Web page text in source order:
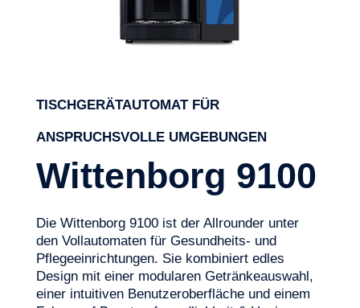
TISCHGERÄTAUTOMAT FÜR
ANSPRUCHSVOLLE UMGEBUNGEN
Wittenborg 9100
Die Wittenborg 9100 ist der Allrounder unter
den Vollautomaten für Gesundheits- und
Pflegeeinrichtungen. Sie kombiniert edles
Design mit einer modularen Getränkeauswahl,
einer intuitiven Benutzeroberfläche und einem